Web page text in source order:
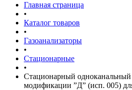
Главная страница
•
Каталог товаров
•
Газоанализаторы
•
Стационарные
•
Стационарный одноканальный
модификации ”Д” (исп. 005)